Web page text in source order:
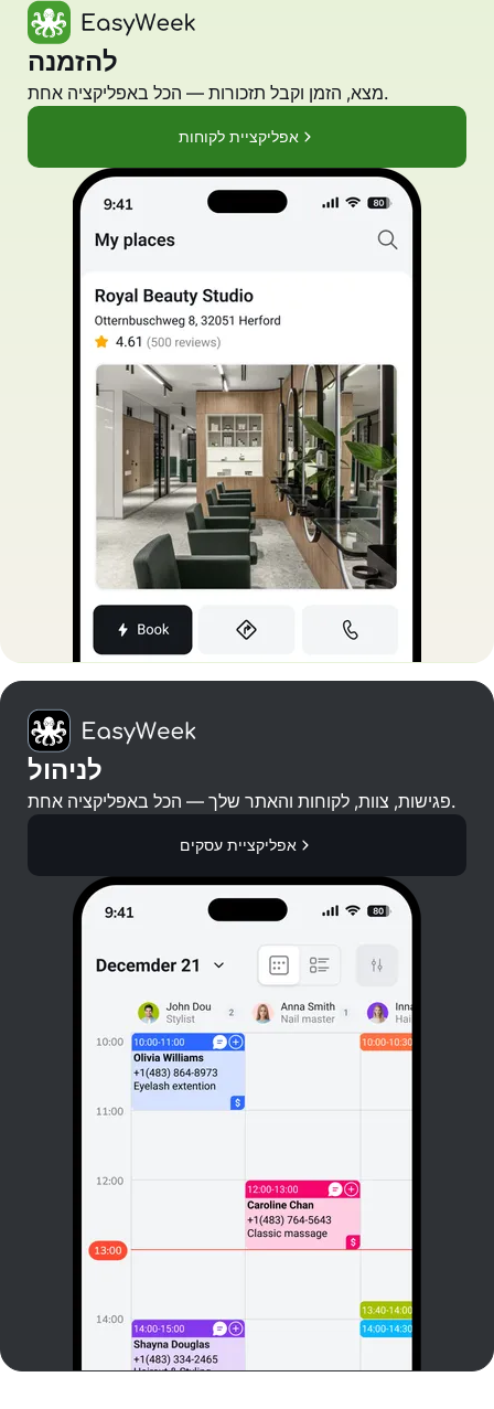
להזמנה
מצא, הזמן וקבל תזכורות — הכל באפליקציה אחת.
אפליקציית לקוחות
לניהול
פגישות, צוות, לקוחות והאתר שלך — הכל באפליקציה אחת.
אפליקציית עסקים